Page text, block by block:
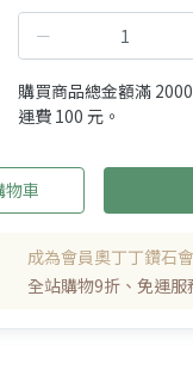
購買商品總金額滿
運費 100 元。
物車
成為會員奧丁丁鑽石
全站購物9折、免運服